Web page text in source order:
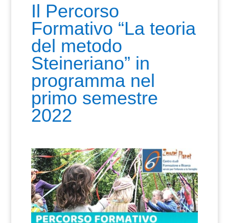
Il Percorso
Formativo “La teoria
del metodo
Steineriano” in
programma nel
primo semestre
2022